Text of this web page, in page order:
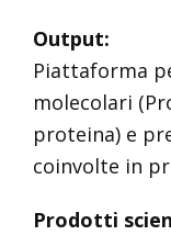
Output:
Piattaforma
molecolari
proteina) e
coinvolte in
Prodotti